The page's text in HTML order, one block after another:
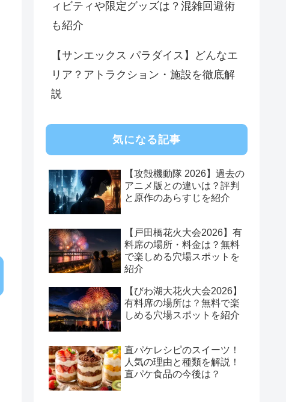
ィビティや限定グッズは？混雑回避術
も紹介
【サンエックス パラダイス】どんなエ
リア？アトラクション・施設を徹底解
説
気になる記事
【攻殻機動隊 2026】過去の
アニメ版との違いは？評判
と原作のあらすじを紹介
【戸田橋花火大会2026】有
料席の場所・料金は？無料
で楽しめる穴場スポットを
紹介
【びわ湖大花火大会2026】
有料席の場所は？無料で楽
しめる穴場スポットを紹介
直パケレシピのスイーツ！
人気の理由と種類を解説！
直パケ食品の今後は？